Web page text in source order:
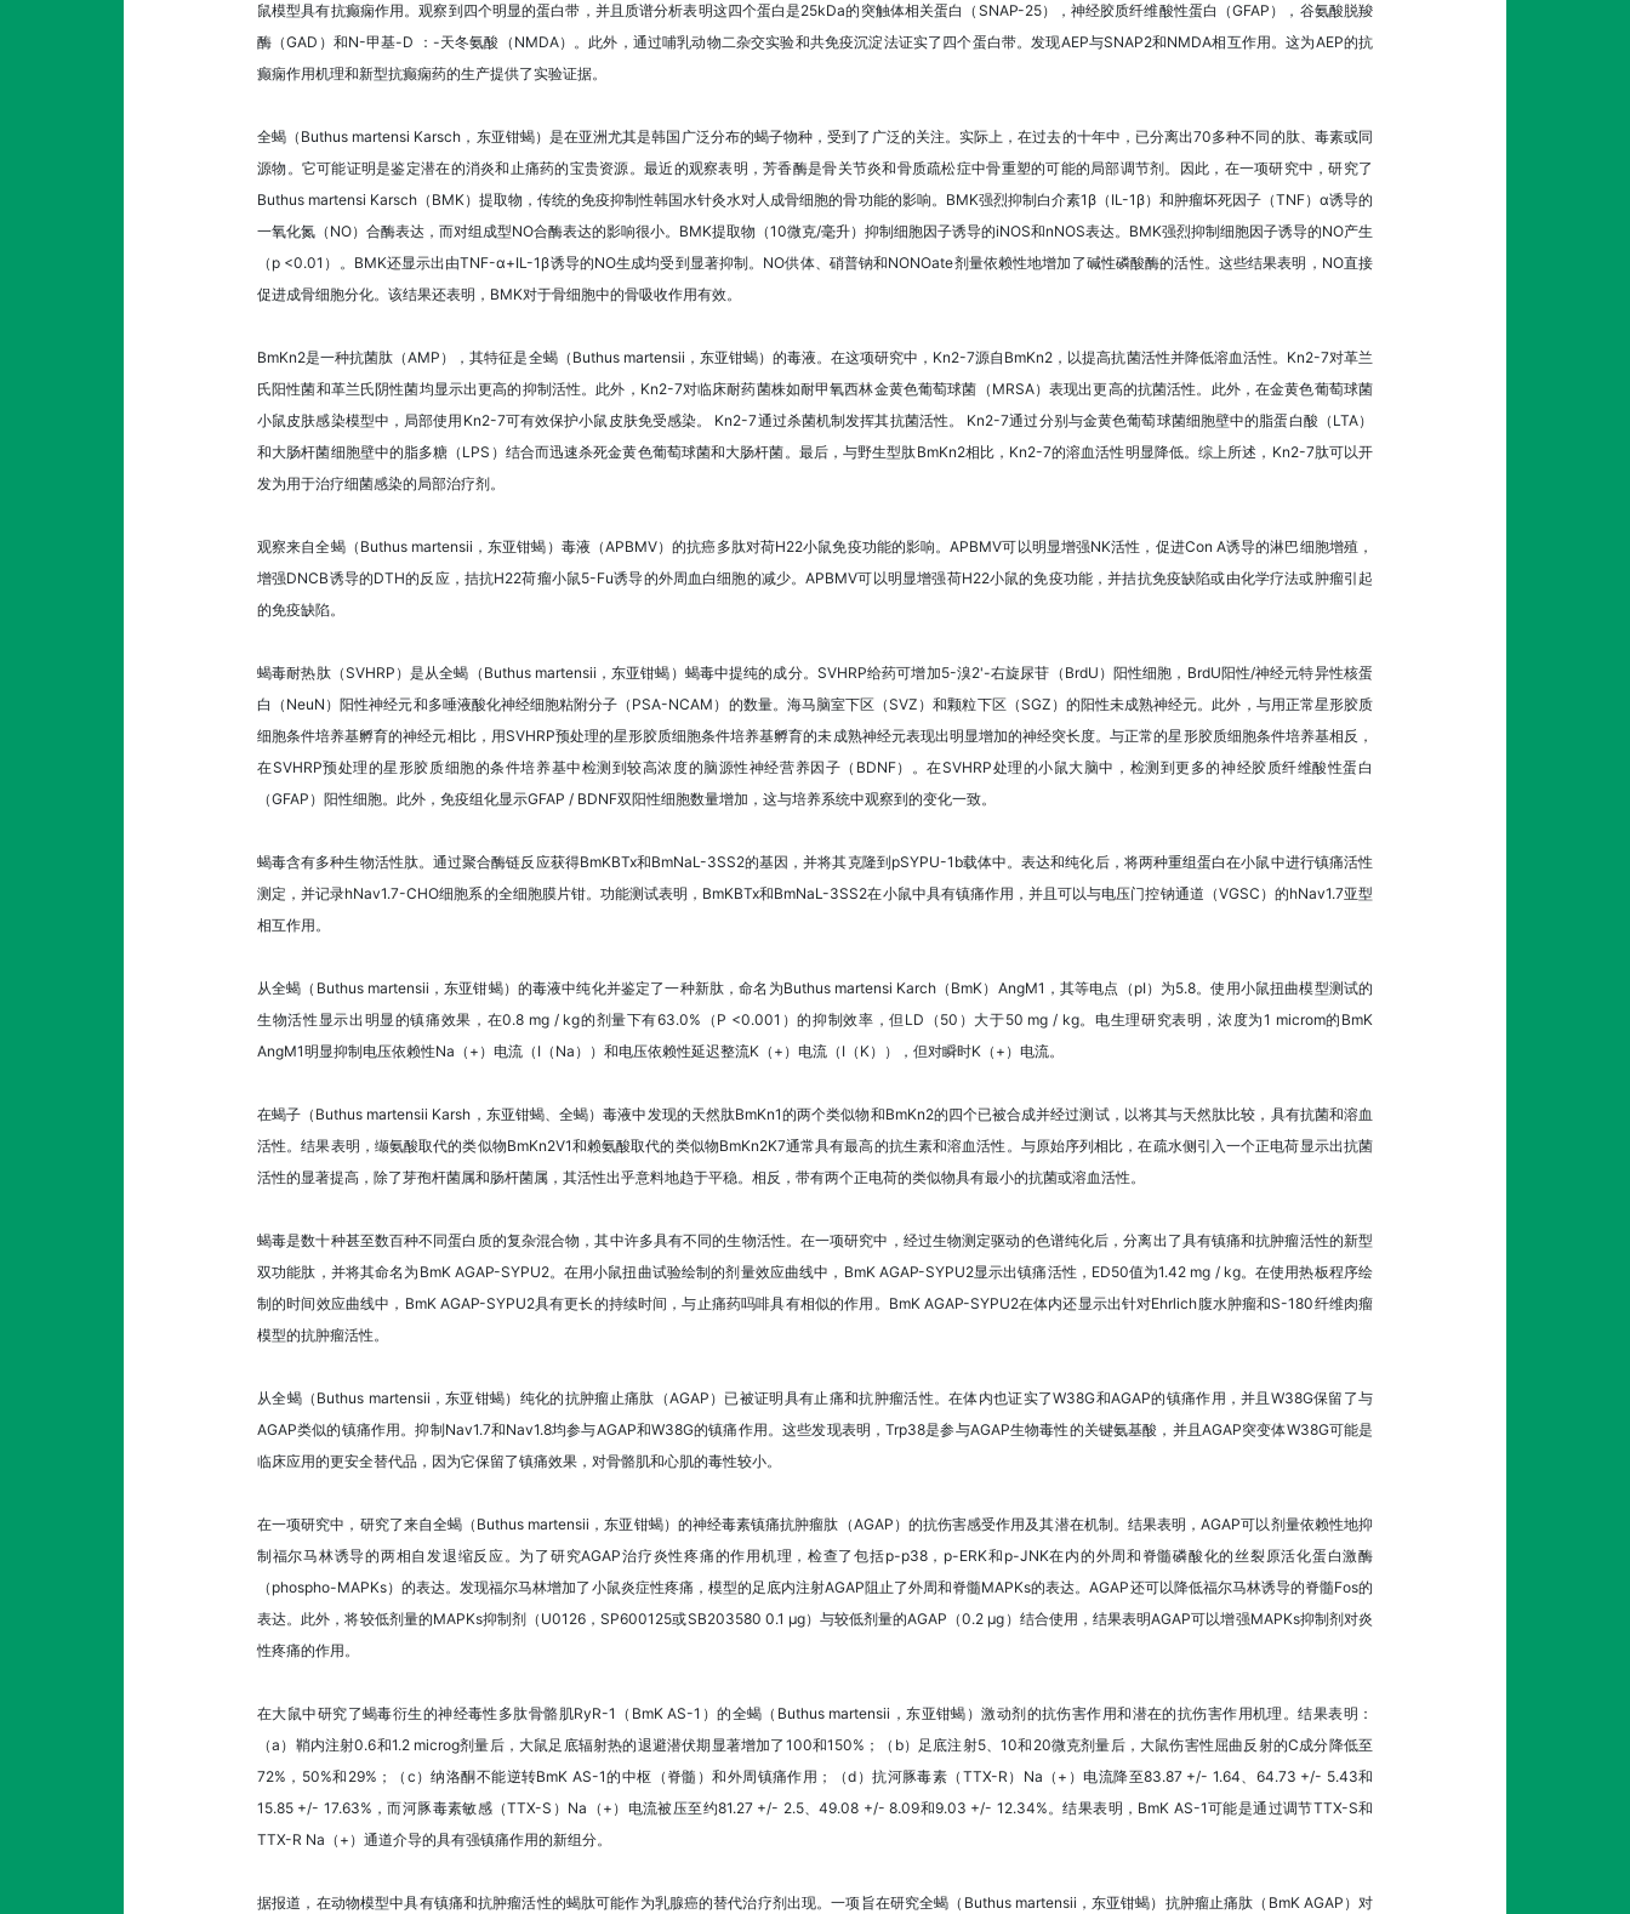
鼠模型具有抗癫痫作用。观察到四个明显的蛋白带，并且质谱分析表明这四个蛋白是25kDa的突触体相关蛋白（SNAP-25），神经胶质纤维酸性蛋白（GFAP），谷氨酸脱羧
酶（GAD）和N-甲基-D ：-天冬氨酸（NMDA）。此外，通过哺乳动物二杂交实验和共免疫沉淀法证实了四个蛋白带。发现AEP与SNAP2和NMDA相互作用。这为AEP的抗
癫痫作用机理和新型抗癫痫药的生产提供了实验证据。
全蝎（Buthus martensi Karsch，东亚钳蝎）是在亚洲尤其是韩国广泛分布的蝎子物种，受到了广泛的关注。实际上，在过去的十年中，已分离出70多种不同的肽、毒素或同
源物。它可能证明是鉴定潜在的消炎和止痛药的宝贵资源。最近的观察表明，芳香酶是骨关节炎和骨质疏松症中骨重塑的可能的局部调节剂。因此，在一项研究中，研究了
Buthus martensi Karsch（BMK）提取物，传统的免疫抑制性韩国水针灸水对人成骨细胞的骨功能的影响。BMK强烈抑制白介素1β（IL-1β）和肿瘤坏死因子（TNF）α诱导的
一氧化氮（NO）合酶表达，而对组成型NO合酶表达的影响很小。BMK提取物（10微克/毫升）抑制细胞因子诱导的iNOS和nNOS表达。BMK强烈抑制细胞因子诱导的NO产生
（p <0.01）。BMK还显示出由TNF-α+IL-1β诱导的NO生成均受到显著抑制。NO供体、硝普钠和NONOate剂量依赖性地增加了碱性磷酸酶的活性。这些结果表明，NO直接
促进成骨细胞分化。该结果还表明，BMK对于骨细胞中的骨吸收作用有效。
BmKn2是一种抗菌肽（AMP），其特征是全蝎（Buthus martensii，东亚钳蝎）的毒液。在这项研究中，Kn2-7源自BmKn2，以提高抗菌活性并降低溶血活性。Kn2-7对革兰
氏阳性菌和革兰氏阴性菌均显示出更高的抑制活性。此外，Kn2-7对临床耐药菌株如耐甲氧西林金黄色葡萄球菌（MRSA）表现出更高的抗菌活性。此外，在金黄色葡萄球菌
小鼠皮肤感染模型中，局部使用Kn2-7可有效保护小鼠皮肤免受感染。 Kn2-7通过杀菌机制发挥其抗菌活性。 Kn2-7通过分别与金黄色葡萄球菌细胞壁中的脂蛋白酸（LTA）
和大肠杆菌细胞壁中的脂多糖（LPS）结合而迅速杀死金黄色葡萄球菌和大肠杆菌。最后，与野生型肽BmKn2相比，Kn2-7的溶血活性明显降低。综上所述，Kn2-7肽可以开
发为用于治疗细菌感染的局部治疗剂。
观察来自全蝎（Buthus martensii，东亚钳蝎）毒液（APBMV）的抗癌多肽对荷H22小鼠免疫功能的影响。APBMV可以明显增强NK活性，促进Con A诱导的淋巴细胞增殖，
增强DNCB诱导的DTH的反应，拮抗H22荷瘤小鼠5-Fu诱导的外周血白细胞的减少。APBMV可以明显增强荷H22小鼠的免疫功能，并拮抗免疫缺陷或由化学疗法或肿瘤引起
的免疫缺陷。
蝎毒耐热肽（SVHRP）是从全蝎（Buthus martensii，东亚钳蝎）蝎毒中提纯的成分。SVHRP给药可增加5-溴2'-右旋尿苷（BrdU）阳性细胞，BrdU阳性/神经元特异性核蛋
白（NeuN）阳性神经元和多唾液酸化神经细胞粘附分子（PSA-NCAM）的数量。海马脑室下区（SVZ）和颗粒下区（SGZ）的阳性未成熟神经元。此外，与用正常星形胶质
细胞条件培养基孵育的神经元相比，用SVHRP预处理的星形胶质细胞条件培养基孵育的未成熟神经元表现出明显增加的神经突长度。与正常的星形胶质细胞条件培养基相反，
在SVHRP预处理的星形胶质细胞的条件培养基中检测到较高浓度的脑源性神经营养因子（BDNF）。在SVHRP处理的小鼠大脑中，检测到更多的神经胶质纤维酸性蛋白
（GFAP）阳性细胞。此外，免疫组化显示GFAP / BDNF双阳性细胞数量增加，这与培养系统中观察到的变化一致。
蝎毒含有多种生物活性肽。通过聚合酶链反应获得BmKBTx和BmNaL-3SS2的基因，并将其克隆到pSYPU-1b载体中。表达和纯化后，将两种重组蛋白在小鼠中进行镇痛活性
测定，并记录hNav1.7-CHO细胞系的全细胞膜片钳。功能测试表明，BmKBTx和BmNaL-3SS2在小鼠中具有镇痛作用，并且可以与电压门控钠通道（VGSC）的hNav1.7亚型
相互作用。
从全蝎（Buthus martensii，东亚钳蝎）的毒液中纯化并鉴定了一种新肽，命名为Buthus martensi Karch（BmK）AngM1，其等电点（pI）为5.8。使用小鼠扭曲模型测试的
生物活性显示出明显的镇痛效果，在0.8 mg / kg的剂量下有63.0%（P <0.001）的抑制效率，但LD（50）大于50 mg / kg。电生理研究表明，浓度为1 microm的BmK
AngM1明显抑制电压依赖性Na（+）电流（I（Na））和电压依赖性延迟整流K（+）电流（I（K）），但对瞬时K（+）电流。
在蝎子（Buthus martensii Karsh，东亚钳蝎、全蝎）毒液中发现的天然肽BmKn1的两个类似物和BmKn2的四个已被合成并经过测试，以将其与天然肽比较，具有抗菌和溶血
活性。结果表明，缬氨酸取代的类似物BmKn2V1和赖氨酸取代的类似物BmKn2K7通常具有最高的抗生素和溶血活性。与原始序列相比，在疏水侧引入一个正电荷显示出抗菌
活性的显著提高，除了芽孢杆菌属和肠杆菌属，其活性出乎意料地趋于平稳。相反，带有两个正电荷的类似物具有最小的抗菌或溶血活性。
蝎毒是数十种甚至数百种不同蛋白质的复杂混合物，其中许多具有不同的生物活性。在一项研究中，经过生物测定驱动的色谱纯化后，分离出了具有镇痛和抗肿瘤活性的新型
双功能肽，并将其命名为BmK AGAP-SYPU2。在用小鼠扭曲试验绘制的剂量效应曲线中，BmK AGAP-SYPU2显示出镇痛活性，ED50值为1.42 mg / kg。在使用热板程序绘
制的时间效应曲线中，BmK AGAP-SYPU2具有更长的持续时间，与止痛药吗啡具有相似的作用。BmK AGAP-SYPU2在体内还显示出针对Ehrlich腹水肿瘤和S-180纤维肉瘤
模型的抗肿瘤活性。
从全蝎（Buthus martensii，东亚钳蝎）纯化的抗肿瘤止痛肽（AGAP）已被证明具有止痛和抗肿瘤活性。在体内也证实了W38G和AGAP的镇痛作用，并且W38G保留了与
AGAP类似的镇痛作用。抑制Nav1.7和Nav1.8均参与AGAP和W38G的镇痛作用。这些发现表明，Trp38是参与AGAP生物毒性的关键氨基酸，并且AGAP突变体W38G可能是
临床应用的更安全替代品，因为它保留了镇痛效果，对骨骼肌和心肌的毒性较小。
在一项研究中，研究了来自全蝎（Buthus martensii，东亚钳蝎）的神经毒素镇痛抗肿瘤肽（AGAP）的抗伤害感受作用及其潜在机制。结果表明，AGAP可以剂量依赖性地抑
制福尔马林诱导的两相自发退缩反应。为了研究AGAP治疗炎性疼痛的作用机理，检查了包括p-p38，p-ERK和p-JNK在内的外周和脊髓磷酸化的丝裂原活化蛋白激酶
（phospho-MAPKs）的表达。发现福尔马林增加了小鼠炎症性疼痛，模型的足底内注射AGAP阻止了外周和脊髓MAPKs的表达。AGAP还可以降低福尔马林诱导的脊髓Fos的
表达。此外，将较低剂量的MAPKs抑制剂（U0126，SP600125或SB203580 0.1 µg）与较低剂量的AGAP（0.2 µg）结合使用，结果表明AGAP可以增强MAPKs抑制剂对炎
性疼痛的作用。
在大鼠中研究了蝎毒衍生的神经毒性多肽骨骼肌RyR-1（BmK AS-1）的全蝎（Buthus martensii，东亚钳蝎）激动剂的抗伤害作用和潜在的抗伤害作用机理。结果表明：
（a）鞘内注射0.6和1.2 microg剂量后，大鼠足底辐射热的退避潜伏期显著增加了100和150%；（b）足底注射5、10和20微克剂量后，大鼠伤害性屈曲反射的C成分降低至
72%，50%和29%；（c）纳洛酮不能逆转BmK AS-1的中枢（脊髓）和外周镇痛作用；（d）抗河豚毒素（TTX-R）Na（+）电流降至83.87 +/- 1.64、64.73 +/- 5.43和
15.85 +/- 17.63%，而河豚毒素敏感（TTX-S）Na（+）电流被压至约81.27 +/- 2.5、49.08 +/- 8.09和9.03 +/- 12.34%。结果表明，BmK AS-1可能是通过调节TTX-S和
TTX-R Na（+）通道介导的具有强镇痛作用的新组分。
据报道，在动物模型中具有镇痛和抗肿瘤活性的蝎肽可能作为乳腺癌的替代治疗剂出现。一项旨在研究全蝎（Buthus martensii，东亚钳蝎）抗肿瘤止痛肽（BmK AGAP）对